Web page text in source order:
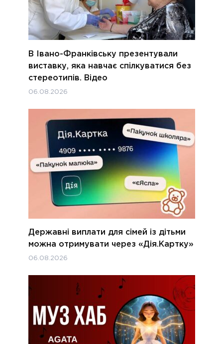
В Івано-Франківську презентували
виставку, яка навчає спілкуватися без
стереотипів. Відео
06.08.2026
Державні виплати для сімей із дітьми
можна отримувати через «Дія.Картку»
06.08.2026